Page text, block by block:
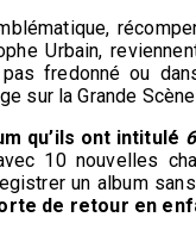
Urbain,
fredonné ou
sur la Grande
qu’ils ont intitulé
10 nouvelles
un album
de retour en